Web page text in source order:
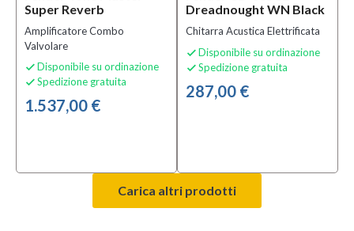
Super Reverb
Amplificatore Combo
Valvolare
 Disponibile su ordinazione
 Spedizione gratuita
1.537,00 €
Dreadnought WN Black
Chitarra Acustica Elettrificata
 Disponibile su ordinazione
 Spedizione gratuita
287,00 €
Carica altri prodotti